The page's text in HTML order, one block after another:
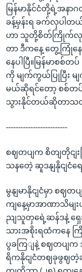
မြန်မာနိုင်ငံတို့ရဲ့အနာ
ခန့်မှန်းရ ခက်လှပါတယ်
ဟာ သူတို့စိတ်ကြိုက်လုပ်
တာ ဒီကနေ့ တွေ့ကြုံ
နေပါပြီ။မြန်မာစစ်
ကို မျက်ကွယ်ပြုပြီး မ
မယ်ဆိုရင်တော့ စစ်တ
သွားနိုင်တယ်ဆိုတာသတိပ
-------------------------
စဈတပျက စိတျတိုငျးက
သနတေဲ့ ဆူဒနျနိုငျငံရ
မွနျမာနိုငျငံမှာ စဈတ
ကျနေ့မှာအာဏာသိမျ
ညျသူတှရေဲ့ဆန်ဒနဲ့ ရှေ
သားအစိုးရထံကနေ က
ပွခကြျနဲ့ စဈတပျက
ရိကနိုငျငံတဈခုဖွဈတဲ့ဆူ